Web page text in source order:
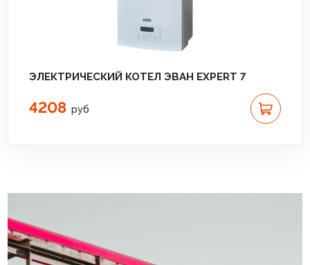
ЭЛЕКТРИЧЕСКИЙ КОТЕЛ ЭВАН EXPERT 7
4208 руб